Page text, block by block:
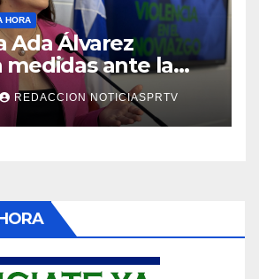
HORA
Ada Álvarez
medidas ante la
el noviazgo
REDACCION NOTICIASPRTV